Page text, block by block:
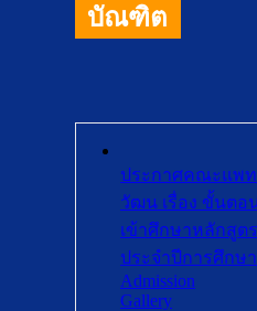
บัณฑิต
ประกาศคณะแพท
วัฒน เรื่อง ขั้นตอ
เข้าศึกษาหลักสู
ประจำปีการศึกษ
Admission
Gallery